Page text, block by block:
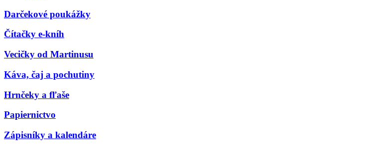
Darčekové poukážky
Čítačky e-kníh
Vecičky od Martinusu
Káva, čaj a pochutiny
Hrnčeky a fľaše
Papiernictvo
Zápisníky a kalendáre